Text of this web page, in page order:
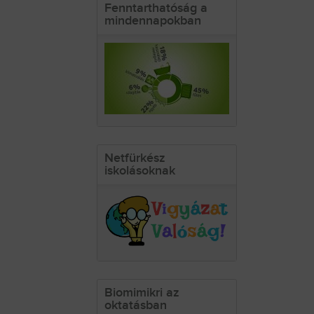
Fenntarthatóság a
mindennapokban
Netfürkész
iskolásoknak
Biomimikri az
oktatásban